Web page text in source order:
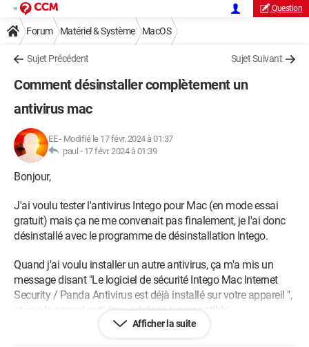
Question
Forum Matériel & Système MacOS
Sujet Précédent Sujet Suivant
Comment désinstaller complètement un
antivirus mac
EE- Modifié le 17 févr. 2024 à 01:37
paul - 17 févr. 2024 à 01:39
Bonjour,
J'ai voulu tester l'antivirus Intego pour Mac (en mode essai
gratuit) mais ça ne me convenait pas finalement, je l'ai donc
désinstallé avec le programme de désinstallation Intego.
Quand j'ai voulu installer un autre antivirus, ça m'a mis un
message disant "Le logiciel de sécurité Intego Mac Internet
Security / Panda Antivirus est déjà installé sur votre appareil ",
et que le nouvel antivirus est donc incompatible.
Afficher la suite